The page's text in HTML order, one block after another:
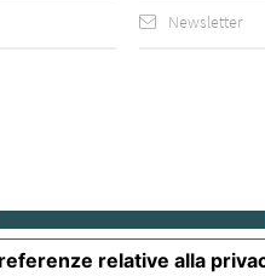
Newsletter
relative alla